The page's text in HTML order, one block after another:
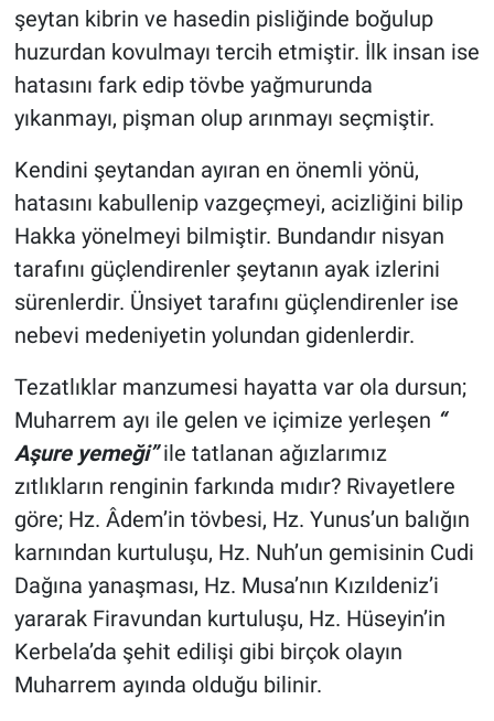
şeytan kibrin ve hasedin pisliğinde boğulup
huzurdan kovulmayı tercih etmiştir. İlk insan ise
hatasını fark edip tövbe yağmurunda
yıkanmayı, pişman olup arınmayı seçmiştir.
Kendini şeytandan ayıran en önemli yönü,
hatasını kabullenip vazgeçmeyi, acizliğini bilip
Hakka yönelmeyi bilmiştir. Bundandır nisyan
tarafını güçlendirenler şeytanın ayak izlerini
sürenlerdir. Ünsiyet tarafını güçlendirenler ise
nebevi medeniyetin yolundan gidenlerdir.
Tezatlıklar manzumesi hayatta var ola dursun;
Muharrem ayı ile gelen ve içimize yerleşen “
Aşure yemeği”ile tatlanan ağızlarımız
zıtlıkların renginin farkında mıdır? Rivayetlere
göre; Hz. Âdem’in tövbesi, Hz. Yunus’un balığın
karnından kurtuluşu, Hz. Nuh’un gemisinin Cudi
Dağına yanaşması, Hz. Musa’nın Kızıldeniz’i
yararak Firavundan kurtuluşu, Hz. Hüseyin’in
Kerbela’da şehit edilişi gibi birçok olayın
Muharrem ayında olduğu bilinir.